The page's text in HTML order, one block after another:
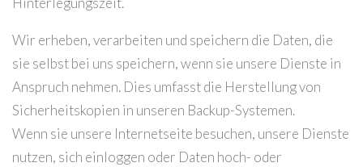
Wir erheben, verarbeiten und speichern die Daten, die
sie selbst bei uns speichern, wenn sie unsere Dienste in
Anspruch nehmen. Dies umfasst die Herstellung von
Sicherheitskopien in unseren Backup-Systemen.
Wenn sie unsere Internetseite besuchen, unsere Dienste
nutzen, sich einloggen oder Daten hoch- oder